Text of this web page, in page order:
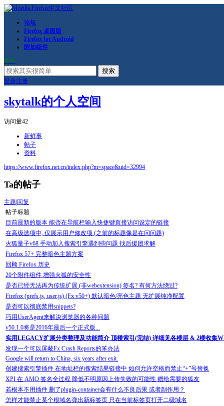
论坛
Firefox 桌面版
Firefox for Android
附加组件
RSS
搜索
登录注册
skytalk的个人空间
访问量42
新鲜事
帖子
资料
https://www.firefox.net.cn/index.php?m=space&uid=32994
Ta的帖子
主题 回复
帖子标题
目前最新的版本 能否在导航栏输入快捷键直接访问设定的链接
在高级选项中, 仅展示用户修改项 (之前的标题像是在问问题)
火狐量子v68 手动加入搜索引擎遇到些问题 找后援团求解
Firefox 57+ 完整暗色主题方案
回顾 Firefox 历史
20个附件组件 增强火狐的安全性
是否已经无法再为传统扩展 (非webextension) 签名? 有何方法绕过?
Firefox (prefs.js, user.js) (Fx v50+) 默认暗色/亮色主题 无扩展纯净配置
是否可以彻底禁用snippets?
巧用UserAgent来解决浏览器的各种问题
v50.1.0将是2016年最后一个正式版...
实用LEGACY扩展分类整理及功能简介 顶楼索引(完结) 详细见各楼层 & 2楼收集
发现一个可以屏蔽Fx Crash Reports的笨办法
Google will return to China, six years after exit.
创建搜索引擎插件 在地址栏的搜索结果链接中 如何允许空格而禁止“+”号替换
XPI 在 AMO 签名全过程 降低不明原因上传失败的可能性 赠给需要的狐友
若根本不用插件 删了plugin-container会有什么不良后果 或者副作用？
怎样才能禁止某个根域名弹出新标签页 只在当前标签页打开二级域名